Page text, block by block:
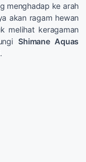
menghadap ke arah
akan ragam hewan
melihat keragaman
Shimane Aquas